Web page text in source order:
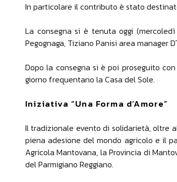
In particolare il contributo è stato
La consegna si è tenuta oggi
Pegognaga, Tiziano Panisi area manager
Dopo la consegna si è poi proseguito
giorno frequentano la Casa del Sole.
Iniziativa “Una Forma d’Amore”
Il tradizionale evento di solidarietà, oltre
piena adesione del mondo agricolo e il
Agricola Mantovana, la Provincia di
del Parmigiano Reggiano.